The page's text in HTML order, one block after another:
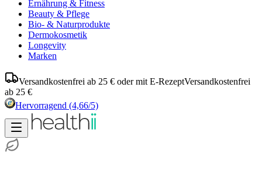
Ernährung & Fitness
Beauty & Pflege
Bio- & Naturprodukte
Dermokosmetik
Longevity
Marken
Versandkostenfrei ab 25 € oder mit E-RezeptVersandkostenfrei
ab 25 €
Hervorragend (4,66/5)